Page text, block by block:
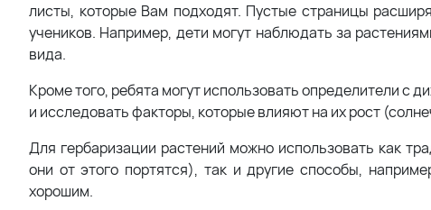
листы, которые Вам подходят. Пустые страницы
учеников. Например, дети могут наблюдать за
вида.
Кроме того, ребята могут использовать определители с
и исследовать факторы, которые влияют на их рост
Для гербаризации растений можно использовать как
они от этого портятся), так и другие способы,
хорошим.